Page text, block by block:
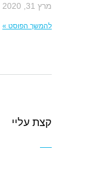
מרץ 31, 2020
להמשך הפוסט »
קצת עליי